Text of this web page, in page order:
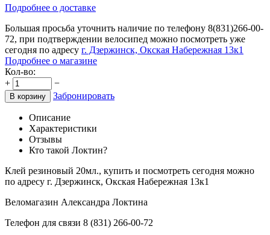
Подробнее о доставке
Большая просьба уточнить наличие по телефону 8(831)266-00-
72, при подтверждении велосипед можно посмотреть уже
сегодня по адресу г. Дзержинск, Окская Набережная 13к1
Подробнее о магазине
Кол-во:
+
−
В корзину Забронировать
Описание
Характеристики
Отзывы
Кто такой Локтин?
Клей резиновый 20мл., купить и посмотреть сегодня можно
по адресу г. Дзержинск, Окская Набережная 13к1
Веломагазин Александра Локтина
Телефон для связи 8 (831) 266-00-72